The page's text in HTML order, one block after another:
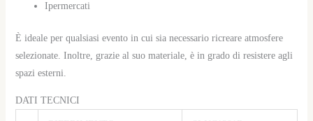
Ipermercati
È ideale per qualsiasi evento in cui sia necessario ricreare atmosfere
selezionate. Inoltre, grazie al suo materiale, è in grado di resistere agli
spazi esterni.
DATI TECNICI